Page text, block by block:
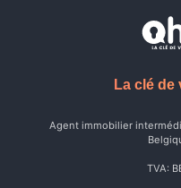
La clé
Agent immobilier
TVA: